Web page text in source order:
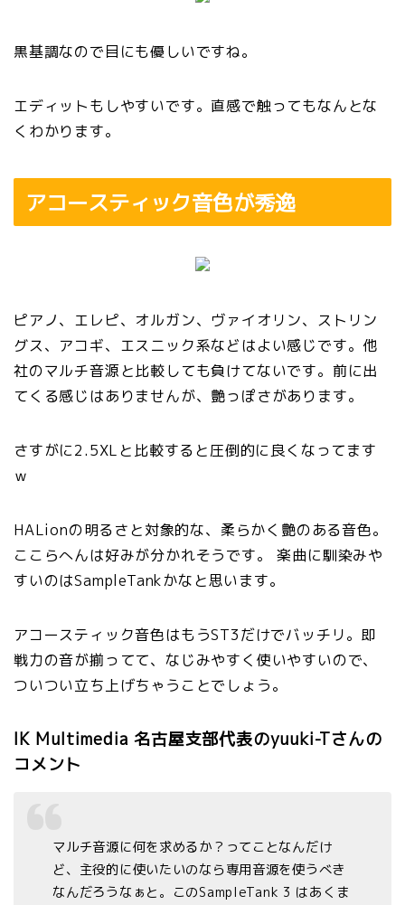
黒基調なので目にも優しいですね。
エディットもしやすいです。直感で触ってもなんとな
くわかります。
アコースティック音色が秀逸
ピアノ、エレピ、オルガン、ヴァイオリン、ストリン
グス、アコギ、エスニック系などはよい感じです。他
社のマルチ音源と比較しても負けてないです。前に出
てくる感じはありませんが、艶っぽさがあります。
さすがに2.5XLと比較すると圧倒的に良くなってます
ｗ
HALionの明るさと対象的な、柔らかく艶のある音色。
ここらへんは好みが分かれそうです。 楽曲に馴染みや
すいのはSampleTankかなと思います。
アコースティック音色はもうST3だけでバッチリ。即
戦力の音が揃ってて、なじみやすく使いやすいので、
ついつい立ち上げちゃうことでしょう。
IK Multimedia 名古屋支部代表のyuuki-Tさんの
コメント
マルチ音源に何を求めるか？ってことなんだけ
ど、主役的に使いたいのなら専用音源を使うべき
なんだろうなぁと。このSampleTank 3 はあくま